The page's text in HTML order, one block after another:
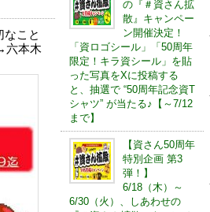
なこと
六本木
の『＃資さん拡
散』キャンペー
ン開催決定！
「資ロゴシール」「50周年
限定！キラ資シール」を貼
った写真をXに投稿する
と、抽選で “50周年記念資T
シャツ” が当たる♪【～7/12
まで】
【資さん50周年
特別企画 第3
弾！】
6/18（木）～
6/30（火）、しあわせの